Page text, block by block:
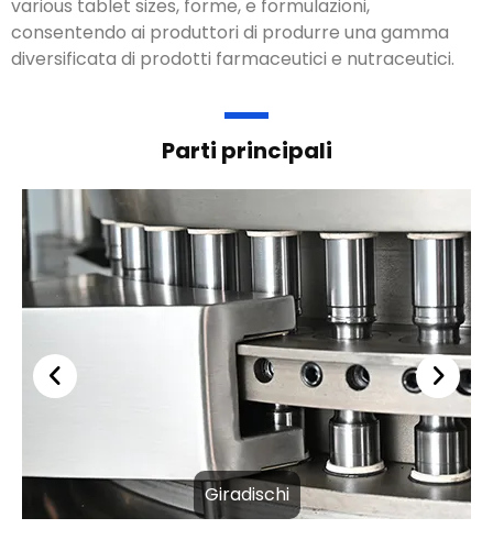
various tablet sizes, forme, e formulazioni,
consentendo ai produttori di produrre una gamma
diversificata di prodotti farmaceutici e nutraceutici.
Parti principali
Giradischi